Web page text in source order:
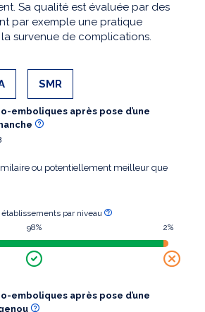
Sa qualité est évaluée par des
par exemple une pratique
survenue de complications.
SMR
emboliques après pose d’une
ou potentiellement meilleur que
par niveau
98%
2%
emboliques après pose d’une